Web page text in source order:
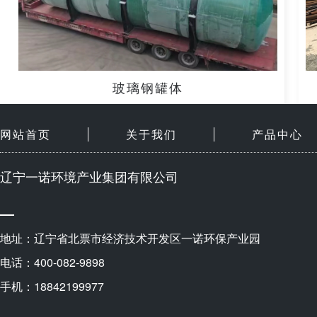
玻璃钢罐体
网站首页 关于我们 产品中心
辽宁一诺环境产业集团有限公司
地址：辽宁省北票市经济技术开发区一诺环保产业园
电话：400-082-9898
手机：18842199977